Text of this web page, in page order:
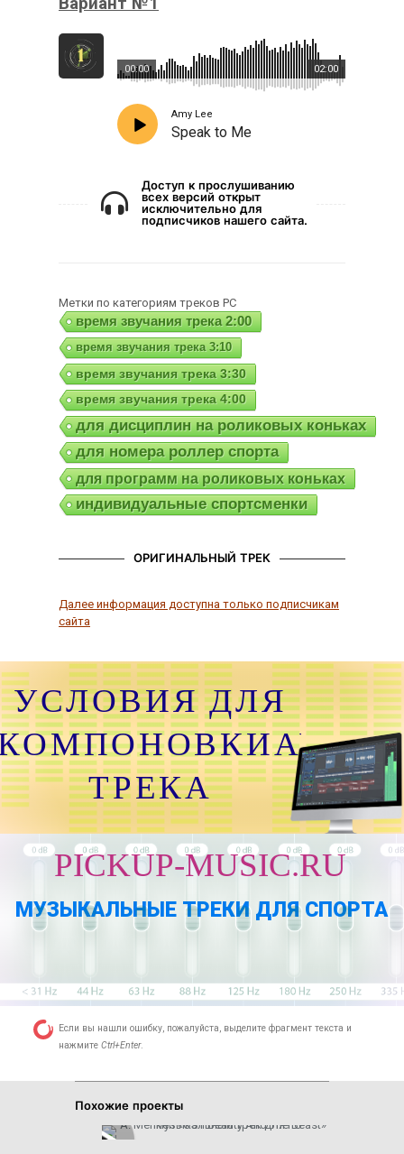
02:00
00:00
Amy Lee
Speak to Me
Доступ к прослушиванию
всех версий открыт
исключительно для
подписчиков нашего сайта.
Метки по категориям треков РС
время звучания трека 2:00
время звучания трека 3:10
время звучания трека 3:30
время звучания трека 4:00
для дисциплин на роликовых коньках
для номера роллер спорта
для программ на роликовых коньках
индивидуальные спортсменки
ОРИГИНАЛЬНЫЙ ТРЕК
Далее информация доступна только подписчикам
сайта
УСЛОВИЯ ДЛЯ
ТРЕКА
PICKUP-MUSIC.RU
МУЗЫКАЛЬНЫЕ ТРЕКИ ДЛЯ СПОРТА
Если вы нашли ошибку, пожалуйста, выделите фрагмент текста и
нажмите Ctrl+Enter.
Похожие проекты